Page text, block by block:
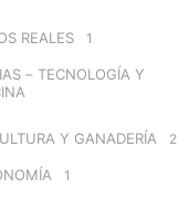
REALES 1
– TECNOLOGÍA Y
Y GANADERÍA 2
1